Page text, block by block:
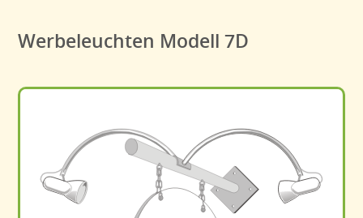
Werbeleuchten Modell 7D